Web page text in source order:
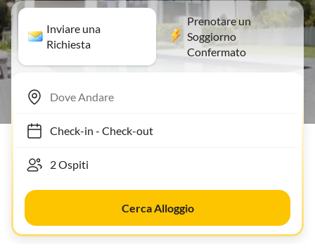
Inviare una
Richiesta
Prenotare un
Soggiorno
Confermato
Check-in- Check-out
Cerca Alloggio